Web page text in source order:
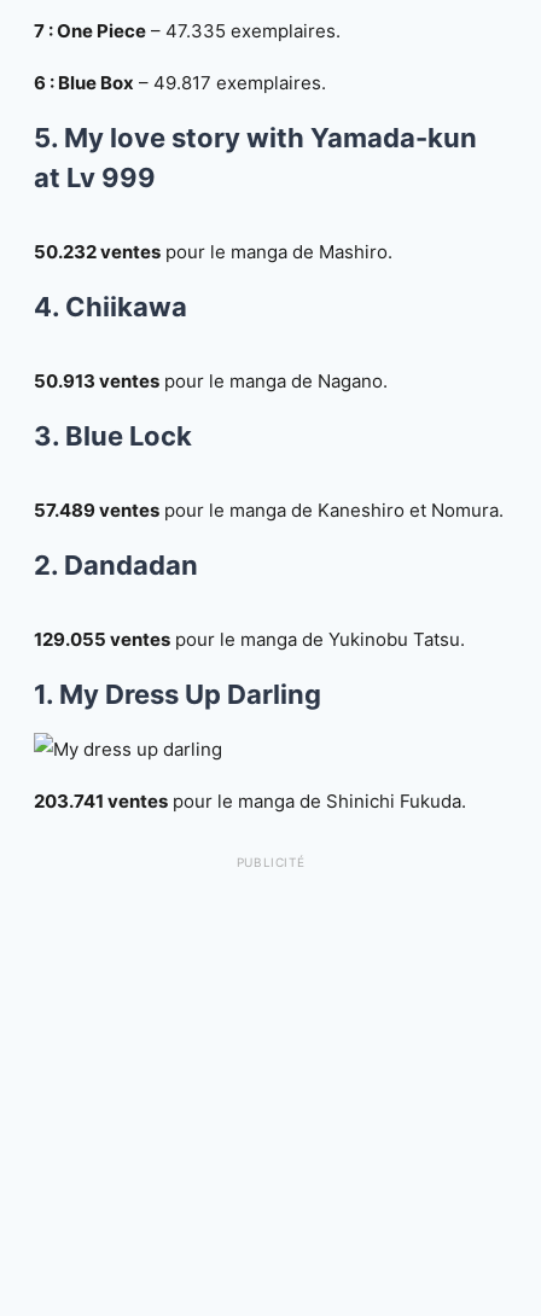
7 : One Piece – 47.335 exemplaires.
6 : Blue Box – 49.817 exemplaires.
5. My love story with Yamada-kun
at Lv 999
50.232 ventes pour le manga de Mashiro.
4. Chiikawa
50.913 ventes pour le manga de Nagano.
3. Blue Lock
57.489 ventes pour le manga de Kaneshiro et Nomura.
2. Dandadan
129.055 ventes pour le manga de Yukinobu Tatsu.
1. My Dress Up Darling
203.741 ventes pour le manga de Shinichi Fukuda.
PUBLICITÉ